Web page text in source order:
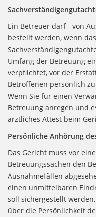
Ein Betreuer darf - von
bestellt werden, wenn
Umfang der Betreuung
verpflichtet, vor der
Betroffenen persönlich
Wenn Sie für einen
Betreuung anregen und
ärztliches Attest beim
Persönliche Anhörung
Das Gericht muss vor
Betreuungssachen den
Ausnahmefällen
einen unmittelbaren
soll sichergestellt
über die Persönlichkeit